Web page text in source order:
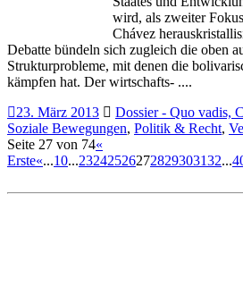
wird, als zweiter
Chávez
Debatte bündeln sich zugleich die oben
Strukturprobleme, mit denen die
kämpfen hat. Der wirtschafts- ....
23. März 2013
Dossier - Quo vadis,
Soziale Bewegungen, Politik & Recht,
Seite 27 von 74«
Erste«...10...23242526272829303132...